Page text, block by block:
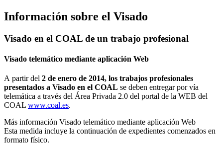
Información sobre el Visado
Visado en el COAL de un trabajo profesional
Visado telemático mediante aplicación Web
A partir del 2 de enero de 2014, los trabajos profesionales
presentados a Visado en el COAL se deben entregar por vía
telemática a través del Área Privada 2.0 del portal de la WEB del
COAL www.coal.es.
Más información Visado telemático mediante aplicación Web
Esta medida incluye la continuación de expedientes comenzados en
formato físico.